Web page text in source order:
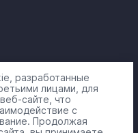
разработанные
лицами, для
сайте, что
с
Продолжая